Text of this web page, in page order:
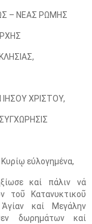
– ΝΕΑΣ ΡΩΜΗΣ
ΧΡΙΣΤΟΥ,
εὐλογημένα,
καί πάλιν νά
τοῦ Κατανυκτικοῦ
καί Μεγάλην
δωρημάτων καί